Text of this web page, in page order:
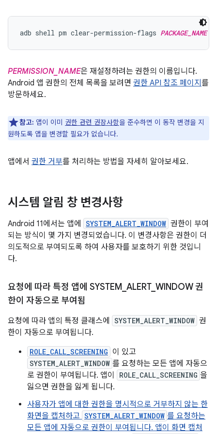
adb shell pm clear-permission-flags PACKAGE_NAME
PERMISSION_NAME은 재설정하려는 권한의 이름입니다.
Android 앱 권한의 전체 목록을 보려면 권한 API 참조 페이지 를
방문하세요.
참고: 앱이 이미 권한 관련 권장사항을 준수하면 이 동작 변경을 지
원하도록 앱을 변경할 필요가 없습니다.
앱에서 권한 거부를 처리하는 방법을 자세히 알아보세요.
시스템 알림 창 변경사항
Android 11에서는 앱에 SYSTEM_ALERT_WINDOW 권한이 부여
되는 방식이 몇 가지 변경되었습니다. 이 변경사항은 권한이 더
의도적으로 부여되도록 하여 사용자를 보호하기 위한 것입니
다.
요청에 따라 특정 앱에 SYSTEM ALERT_ WINDOW 권
한이 자동으로 부여됨
요청에 따라 앱의 특정 클래스에 SYSTEM_ALERT_WINDOW 권
한이 자동으로 부여됩니다.
ROLE_CALL_SCREENING 이 있고
SYSTEM_ALERT_WINDOW 를 요청하는 모든 앱에 자동으
로 권한이 부여됩니다. 앱이
ROLE_CALL_SCREENING 을
잃으면 권한을 잃게 됩니다.
사용자가 앱에 대한 권한을 명시적으로 거부하지 않는 한
화면을 캡처하고 SYSTEM_ALERT_WINDOW 를 요청하는
모든 앱에 자동으로 권한이 부여됩니다. 앱이 화면 캡처